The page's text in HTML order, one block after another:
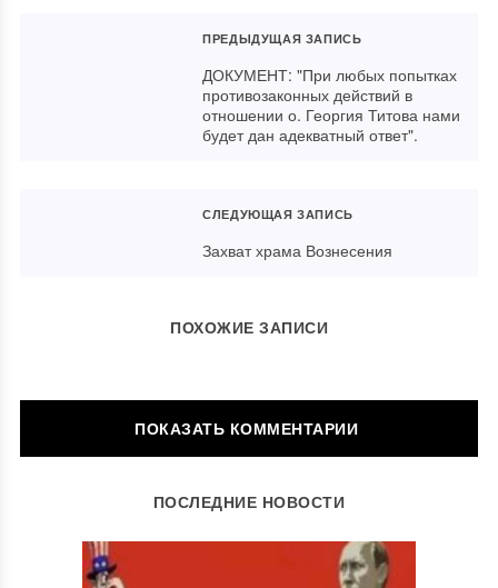
ПРЕДЫДУЩАЯ ЗАПИСЬ
ДОКУМЕНТ: "При любых попытках
противозаконных действий в
отношении о. Георгия Титова нами
будет дан адекватный ответ".
СЛЕДУЮЩАЯ ЗАПИСЬ
Захват храма Вознесения
ПОХОЖИЕ ЗАПИСИ
07.04.2011 в 11:00
ПОСЛЕДНИЕ НОВОСТИ